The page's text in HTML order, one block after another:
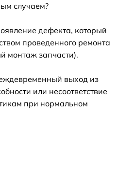
случаем?
дефекта, который
проведенного ремонта
монтаж запчасти).
выход из
или несоответствие
при нормальном